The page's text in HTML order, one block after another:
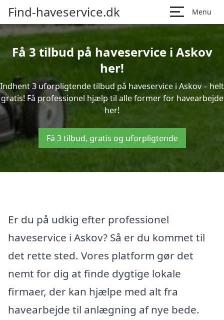
Find-haveservice.dk Menu
Få 3 tilbud på haveservice i Askov
her!
Indhent 3 uforpligtende tilbud på haveservice i Askov – helt
gratis! Få professionel hjælp til alle former for havearbejde
her!
Få 3 tilbud, gratis og uforpligtende
Er du på udkig efter professionel
haveservice i Askov? Så er du kommet til
det rette sted. Vores platform gør det
nemt for dig at finde dygtige lokale
firmaer, der kan hjælpe med alt fra
havearbejde til anlægning af nye bede.